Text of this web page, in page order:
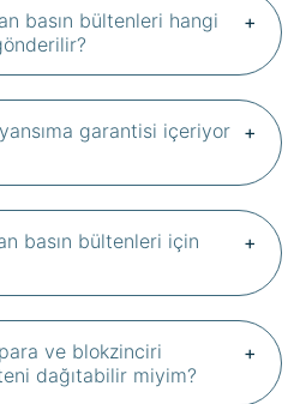
basın bültenleri hangi
garantisi içeriyor
basın bültenleri için
ve blokzinciri
dağıtabilir miyim?